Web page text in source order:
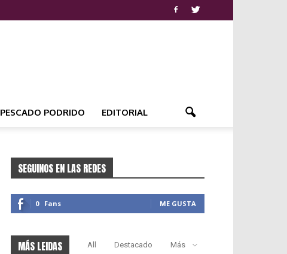
PESCADO PODRIDO EDITORIAL
SEGUINOS EN LAS REDES
0 Fans ME GUSTA
MÁS LEIDAS All Destacado Más